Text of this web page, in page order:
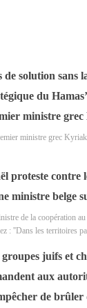
de solution sans
du
ministre grec
ministre grec
proteste contre
ministre belge
de la coopération
: ''Dans les territoires
groupes juifs et
aux
de brûler